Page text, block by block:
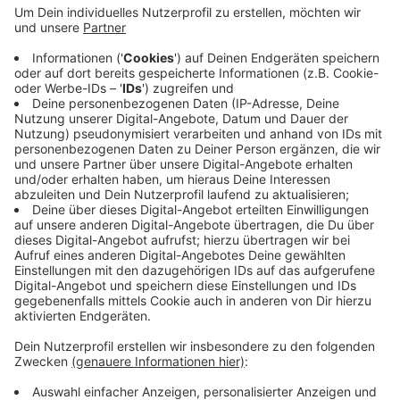
In Höhe des Autohauses waren am Freitagabend zwei
Autos zusammengestoßen. Die Polizei hat jetzt
ermittelt, was passiert ist: Ein Autofahrer wollte von
einem Parkplatz auf die Straße abbiegen. Dabei hat er
ein anderes Auto übersehen, das auf der Straße
unterwegs war. Beide Autos stießen zusammen. Dabei
gab es zwei Leichtverletzte: eine Frau aus Nottuln und
ein Kleinkind.
Anzeige